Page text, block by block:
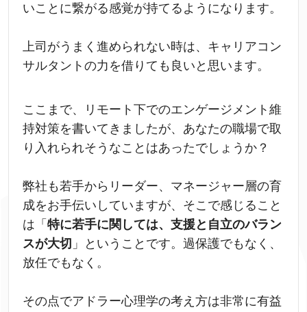
いことに繋がる感覚が持てるようになります。
上司がうまく進められない時は、キャリアコン
サルタントの力を借りても良いと思います。
ここまで、リモート下でのエンゲージメント維
持対策を書いてきましたが、あなたの職場で取
り入れられそうなことはあったでしょうか？
弊社も若手からリーダー、マネージャー層の育
成をお手伝いしていますが、そこで感じること
は「 特に若手に関しては、支援と自立のバラン
スが大切 」ということです。過保護でもなく、
放任でもなく。
その点でアドラー心理学の考え方は非常に有益